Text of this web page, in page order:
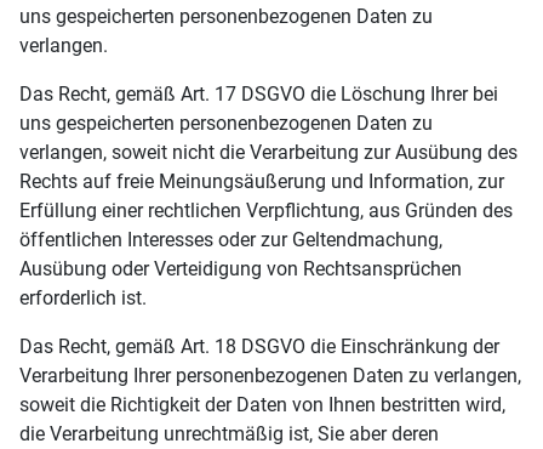
uns gespeicherten personenbezogenen Daten zu
verlangen.
Das Recht, gemäß Art. 17 DSGVO die Löschung Ihrer bei
uns gespeicherten personenbezogenen Daten zu
verlangen, soweit nicht die Verarbeitung zur Ausübung des
Rechts auf freie Meinungsäußerung und Information, zur
Erfüllung einer rechtlichen Verpflichtung, aus Gründen des
öffentlichen Interesses oder zur Geltendmachung,
Ausübung oder Verteidigung von Rechtsansprüchen
erforderlich ist.
Das Recht, gemäß Art. 18 DSGVO die Einschränkung der
Verarbeitung Ihrer personenbezogenen Daten zu verlangen,
soweit die Richtigkeit der Daten von Ihnen bestritten wird,
die Verarbeitung unrechtmäßig ist, Sie aber deren